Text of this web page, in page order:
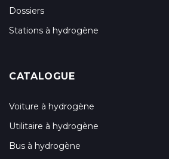
Dossiers
Stations à hydrogène
CATALOGUE
Voiture à hydrogène
Utilitaire à hydrogène
Bus à hydrogène